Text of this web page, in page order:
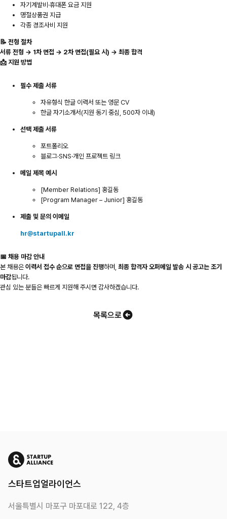
자기계발비·휴대폰 요금 지원
명절상품권 지급
각종 경조사비 지원
📝 전형 절차
서류 전형 → 1차 면접 → 2차 면접(필요 시) → 최종 합격
📩 지원 방법
필수 제출 서류
자유형식 한글 이력서 또는 영문 CV
한글 자기소개서(지원 동기 중심, 500자 이내)
선택 제출 서류
포트폴리오
블로그·SNS·개인 프로젝트 링크
메일 제목 예시
[Member Relations] 홍길동
[Program Manager – Junior] 홍길동
제출 및 문의 이메일
hr@startupall.kr
📅 채용 마감 안내
본 채용은 이력서 접수 순으로 면접을 진행하며, 최종 합격자 오퍼메일 발송 시 공고는 조기
마감됩니다.
관심 있는 분들은 빠르게 지원해 주시면 감사하겠습니다.
목록으로
스타트업얼라이언스
서울특별시 마포구 마포대로 122, 4층